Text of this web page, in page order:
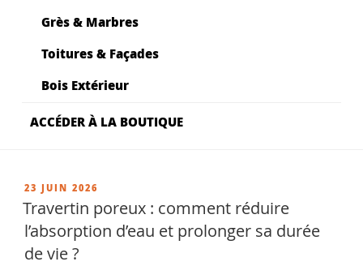
Grès & Marbres
Toitures & Façades
Bois Extérieur
ACCÉDER À LA BOUTIQUE
PUBLIÉ
LE
23 JUIN 2026
Travertin poreux : comment réduire
l’absorption d’eau et prolonger sa durée
de vie ?